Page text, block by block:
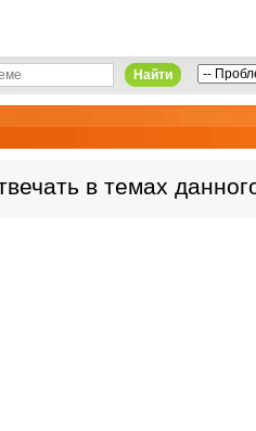
Найти
в темах